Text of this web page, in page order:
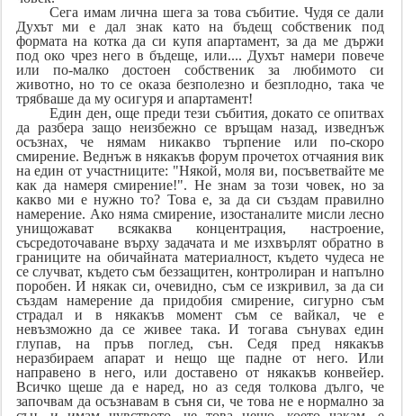
Сега имам лична шега за това събитие. Чудя се дали
Духът ми е дал знак като на бъдещ собственик под
формата на котка да си купя апартамент, за да ме държи
под око чрез него в бъдеще, или.... Духът намери повече
или по-малко достоен собственик за любимото си
животно, но то се оказа безполезно и безплодно, така че
трябваше да му осигуря и апартамент!
Един ден, още преди тези събития, докато се опитвах
да разбера защо неизбежно се връщам назад, изведнъж
осъзнах, че нямам никакво търпение или по-скоро
смирение. Веднъж в някакъв форум прочетох отчаяния вик
на един от участниците: "Някой, моля ви, посъветвайте ме
как да намеря смирение!". Не знам за този човек, но за
какво ми е нужно то? Това е, за да си създам правилно
намерение. Ако няма смирение, изостаналите мисли лесно
унищожават всякаква концентрация, настроение,
съсредоточаване върху задачата и ме изхвърлят обратно в
границите на обичайната материалност, където чудеса не
се случват, където съм беззащитен, контролиран и напълно
поробен. И някак си, очевидно, съм се изкривил, за да си
създам намерение да придобия смирение, сигурно съм
страдал и в някакъв момент съм се вайкал, че е
невъзможно да се живее така. И тогава сънувах един
глупав, на пръв поглед, сън. Седя пред някакъв
неразбираем апарат и нещо ще падне от него. Или
направено в него, или доставено от някакъв конвейер.
Всичко щеше да е наред, но аз седя толкова дълго, че
започвам да осъзнавам в съня си, че това не е нормално за